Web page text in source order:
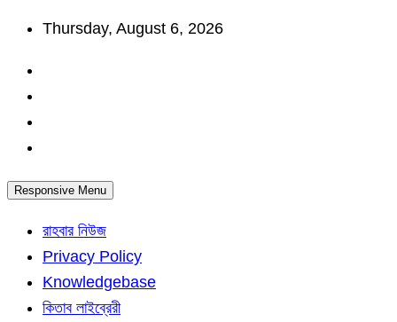
Skip
content
Thursday, August 6, 2026
Responsive Menu
রাহবার নিউজ
Privacy Policy
Knowledgebase
কিতাব লাইব্রেরী